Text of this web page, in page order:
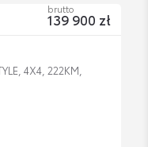
4X4, 222KM,
brutto
139 900 zł